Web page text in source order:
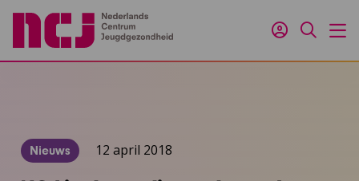
Inloggen
Zoeken
Nieuws 12 april 2018